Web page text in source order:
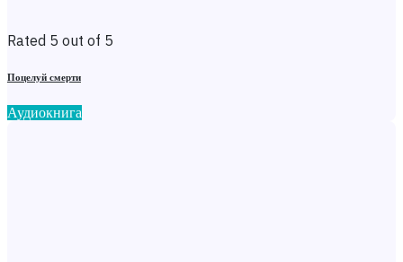
Rated 5 out of 5
Поцелуй смерти
Аудиокнига